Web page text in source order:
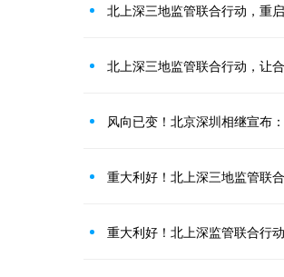
北上深三地监管联合行动，重
北上深三地监管联合行动，让
风向已变！北京深圳相继宣布
重大利好！北上深三地监管联
重大利好！北上深监管联合行